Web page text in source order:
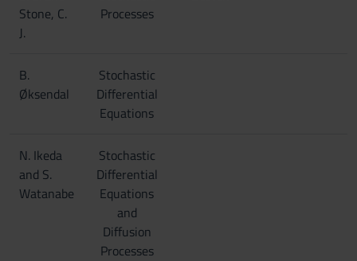
Stone, C.
J.
Processes
B.
Øksendal
Stochastic
Differential
Equations
N. Ikeda
and S.
Watanabe
Stochastic
Differential
Equations
and
Diffusion
Processes